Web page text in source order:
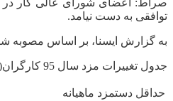
توافقی به دست نیامد.
به گزارش ایسنا، بر اساس مصوبه شورای عالی کار، حق مسکن کارگران از
جدول تغییرات مزد سال 95 کارگران(ارقام به تومان)
حداقل دستمزد ماهیانه